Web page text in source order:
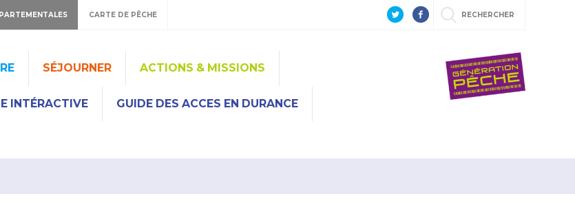
CARTE DE PÊCHE RECHERCHER
SÉJOURNER ACTIONS & MISSIONS
INTÉRACTIVE GUIDE DES ACCES EN DURANCE